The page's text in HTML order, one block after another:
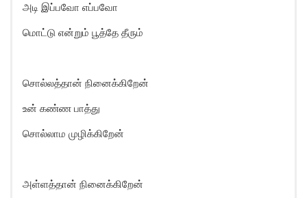
அடி இப்பவோ எப்பவோ
மொட்டு என்றும் பூத்தே தீரும்
சொல்லத்தான் நினைக்கிறேன்
உன் கண்ண பாத்து
சொல்லாம முழிக்கிறேன்
அள்ளத்தான் நினைக்கிறேன்